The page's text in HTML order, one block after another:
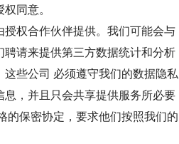
同意。
权合作伙伴提供。我们可能会与
请来提供第三方数据统计和分析
些公司 必须遵守我们的数据隐私
，并且只会共享提供服务所必要
的保密协定，要求他们按照我们的